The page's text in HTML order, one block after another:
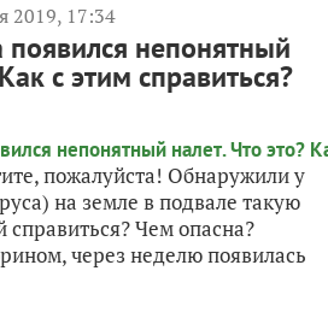
2019, 17:34
непонятный
с этим справиться?
пожалуйста! Обнаружили у
на земле в подвале такую
справиться? Чем опасна?
через неделю появилась